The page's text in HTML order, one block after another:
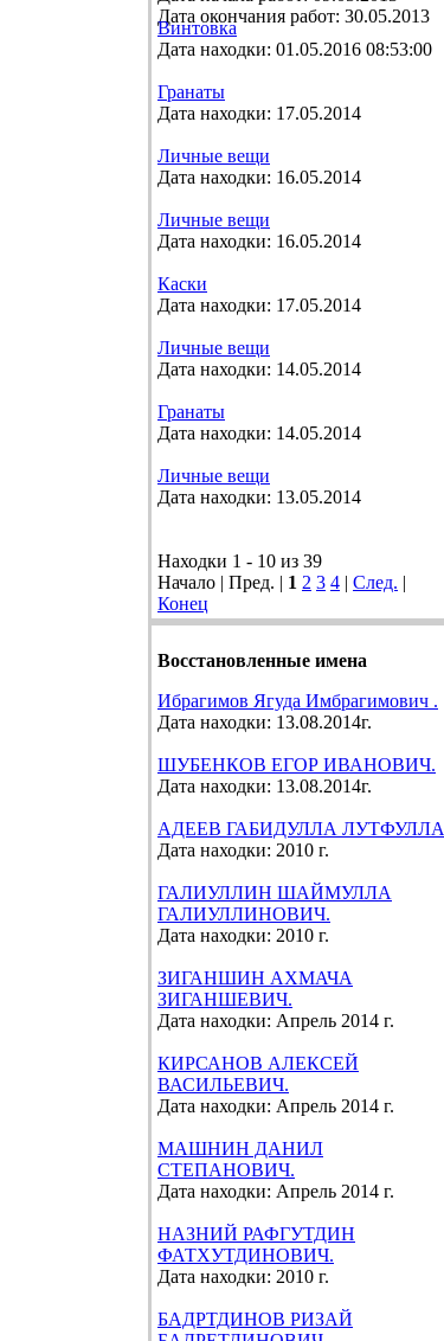
Дата окончания работ: 30.05.2013
Винтовка
Дата находки: 01.05.2016 08:53:00
Гранаты
Дата находки: 17.05.2014
Личные вещи
Дата находки: 16.05.2014
Личные вещи
Дата находки: 16.05.2014
Каски
Дата находки: 17.05.2014
Личные вещи
Дата находки: 14.05.2014
Гранаты
Дата находки: 14.05.2014
Личные вещи
Дата находки: 13.05.2014
Находки 1 - 10 из 39
Начало | Пред. | 1 2 3 4 | След. |
Конец
Восстановленные имена
Ибрагимов Ягуда Имбрагимович .
Дата находки: 13.08.2014г.
ШУБЕНКОВ ЕГОР ИВАНОВИЧ.
Дата находки: 13.08.2014г.
АДЕЕВ ГАБИДУЛЛА ЛУТФУЛЛА
Дата находки: 2010 г.
ГАЛИУЛЛИН ШАЙМУЛЛА
ГАЛИУЛЛИНОВИЧ.
Дата находки: 2010 г.
ЗИГАНШИН АХМАЧА
ЗИГАНШЕВИЧ.
Дата находки: Апрель 2014 г.
КИРСАНОВ АЛЕКСЕЙ
ВАСИЛЬЕВИЧ.
Дата находки: Апрель 2014 г.
МАШНИН ДАНИЛ
СТЕПАНОВИЧ.
Дата находки: Апрель 2014 г.
НАЗНИЙ РАФГУТДИН
ФАТХУТДИНОВИЧ.
Дата находки: 2010 г.
БАДРТДИНОВ РИЗАЙ